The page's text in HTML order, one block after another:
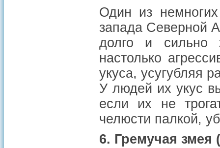
Один из
запада Северной
долго и сильно
настолько
укуса, усугубляя
У людей их укус
если их не
челюсти палкой,
6. Гремучая